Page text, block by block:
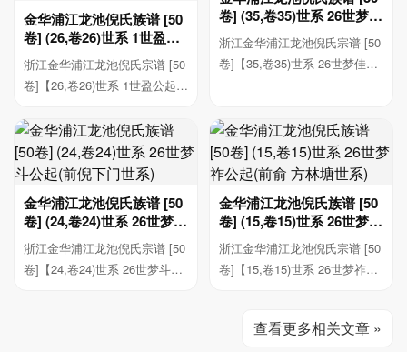
金华浦江龙池倪氏族谱 [50
卷] (26,卷26)世系 1世盈公
起 至35世聿字行止(潭头 三
河世系)
浙江金华浦江龙池倪氏宗谱 [50
卷]【26,卷26)世系 1世盈公起
卷] (35,卷35)世系 26世梦佳
公起(下青桥世系)
浙江金华浦江龙池倪氏宗谱 [50
卷]【35,卷35)世系 26世梦佳公
金华浦江龙池倪氏族谱 [50
卷] (24,卷24)世系 26世梦斗
公起(前倪下门世系)
浙江金华浦江龙池倪氏宗谱 [50
卷]【24,卷24)世系 26世梦斗公
金华浦江龙池倪氏族谱 [50
卷] (15,卷15)世系 26世梦祚
公起(前俞 方林塘世系)
浙江金华浦江龙池倪氏宗谱 [50
卷]【15,卷15)世系 26世梦祚公
查看更多相关文章 »